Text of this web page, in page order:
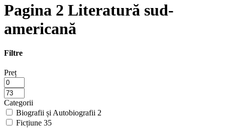
Pagina 2 Literatură sud-
americană
Filtre
Preț
Categorii
Biografii și Autobiografii 2
Ficțiune 35